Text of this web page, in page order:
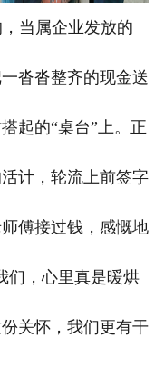
当属企业发放的
沓沓整齐的现金送
起的“桌台”上。正
计，轮流上前签字
傅接过钱，感慨地
们，心里真是暖烘
关怀，我们更有干